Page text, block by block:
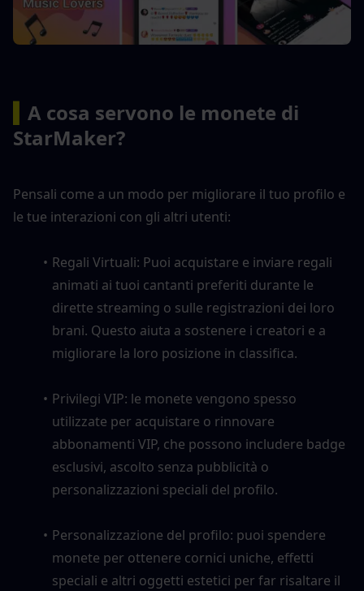
A cosa servono le monete di
StarMaker?
Pensali come a un modo per migliorare il tuo profilo e
le tue interazioni con gli altri utenti:
Regali Virtuali: Puoi acquistare e inviare regali
animati ai tuoi cantanti preferiti durante le
dirette streaming o sulle registrazioni dei loro
brani. Questo aiuta a sostenere i creatori e a
migliorare la loro posizione in classifica.
Privilegi VIP: le monete vengono spesso
utilizzate per acquistare o rinnovare
abbonamenti VIP, che possono includere badge
esclusivi, ascolto senza pubblicità o
personalizzazioni speciali del profilo.
Personalizzazione del profilo: puoi spendere
monete per ottenere cornici uniche, effetti
speciali e altri oggetti estetici per far risaltare il